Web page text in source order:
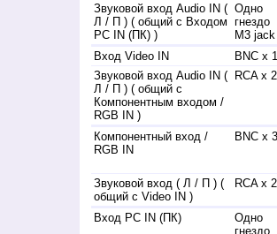
Звуковой вход Audio IN (
Л / П ) ( общий с Входом
PC IN (ПК) )
Одно
гнездо
M3 jack
Вход Video IN
BNC х 1
Звуковой вход Audio IN (
Л / П ) ( общий с
Компонентным входом /
RGB IN )
RCA х 2
Компонентный вход /
RGB IN
BNC х 3
Звуковой вход ( Л / П ) (
общий с Video IN )
RCA х 2
Вход PC IN (ПК)
Одно
гнездо